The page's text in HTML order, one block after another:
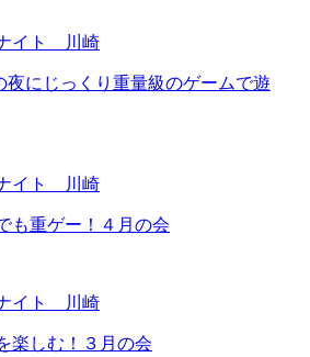
夜にじっくり重量級のゲームで遊
も重ゲー！４月の会
楽しむ！３月の会